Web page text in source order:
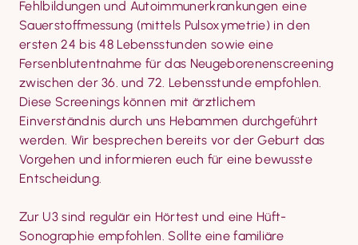
Fehlbildungen und Autoimmunerkrankungen eine
Sauerstoffmessung (mittels Pulsoxymetrie) in den
ersten 24 bis 48 Lebensstunden sowie eine
Fersenblutentnahme für das Neugeborenen­screening
zwischen der 36. und 72. Lebensstunde empfohlen.
Diese Screenings können mit ärzt­lichem
Einverständnis durch uns Hebammen durchgeführt
werden. Wir besprechen bereits vor der Geburt das
Vorgehen und informieren euch für eine bewusste
Entscheidung.
Zur U3 sind regulär ein Hörtest und eine Hüft-
Sonographie empfohlen. Sollte eine familiäre